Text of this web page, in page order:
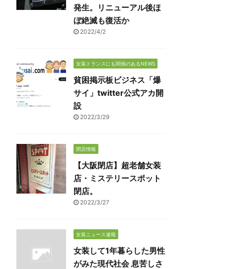
発生。リニューアル後ほ
ぼ絶滅も復活か
2022/4/2
女装トランスにも関係のあるNEWS
貧困掲示板ビジネス「爆
サイ」twitter公式アカ開
設
2022/3/29
閉店情報
【大阪閉店】超老舗女装
店・ミステリースポット
閉店。
2022/3/27
女装ニュース速報
女装して1年暮らした男性
がみた現代社会 息苦しさ